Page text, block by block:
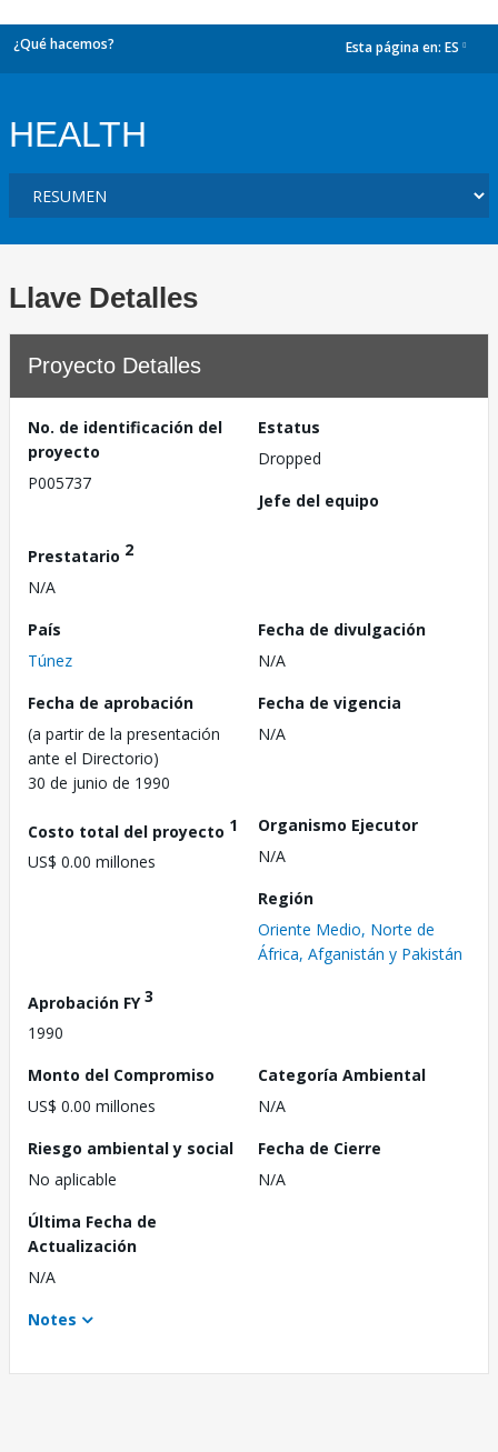
¿Qué hacemos? Esta página en: ES
HEALTH
Llave Detalles
Proyecto Detalles
No. de identificación del
proyecto
P005737
Estatus
Dropped
Jefe del equipo
Prestatario 2
N/A
País
Túnez
Fecha de divulgación
N/A
Fecha de aprobación
(a partir de la presentación
ante el Directorio)
30 de junio de 1990
Fecha de vigencia
N/A
Costo total del proyecto 1
US$ 0.00 millones
Organismo Ejecutor
N/A
Región
Oriente Medio, Norte de
África, Afganistán y Pakistán
Aprobación FY3
1990
Monto del Compromiso
US$ 0.00 millones
Categoría Ambiental
N/A
Riesgo ambiental y social
No aplicable
Fecha de Cierre
N/A
Última Fecha de
Actualización
N/A
Notes